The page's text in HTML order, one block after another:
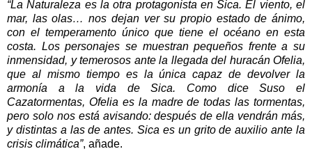
“La Naturaleza es la otra protagonista en Sica. El viento, el
mar, las olas… nos dejan ver su propio estado de ánimo,
con el temperamento único que tiene el océano en esta
costa. Los personajes se muestran pequeños frente a su
inmensidad, y temerosos ante la llegada del huracán Ofelia,
que al mismo tiempo es la única capaz de devolver la
armonía a la vida de Sica. Como dice Suso el
Cazatormentas, Ofelia es la madre de todas las tormentas,
pero solo nos está avisando: después de ella vendrán más,
y distintas a las de antes. Sica es un grito de auxilio ante la
crisis climática”, añade.